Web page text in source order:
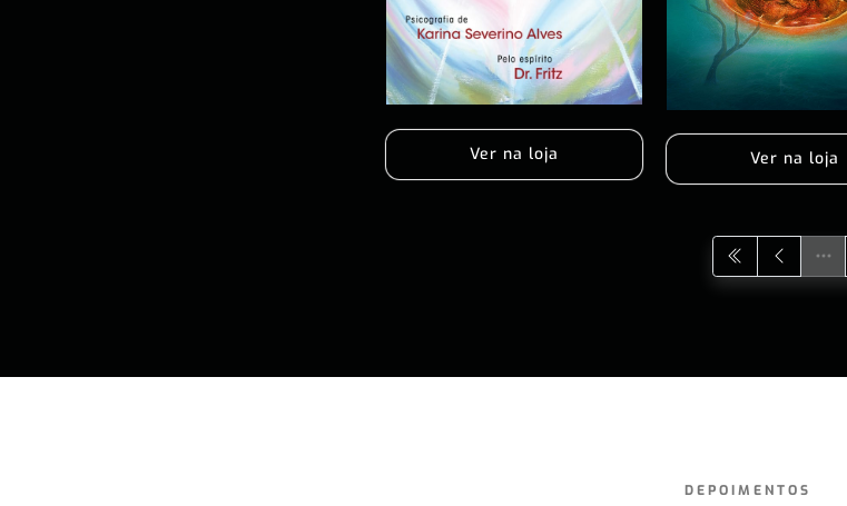
Ver na loja Ver na loja
DEPOIMENTOS